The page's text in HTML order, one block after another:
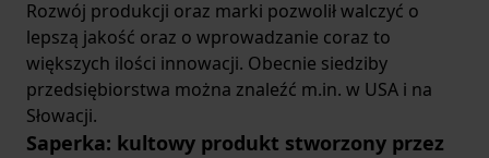
Rozwój produkcji oraz marki pozwolił walczyć o
lepszą jakość oraz o wprowadzanie coraz to
większych ilości innowacji. Obecnie siedziby
przedsiębiorstwa można znaleźć m.in. w USA i na
Słowacji.
Saperka: kultowy produkt stworzony przez